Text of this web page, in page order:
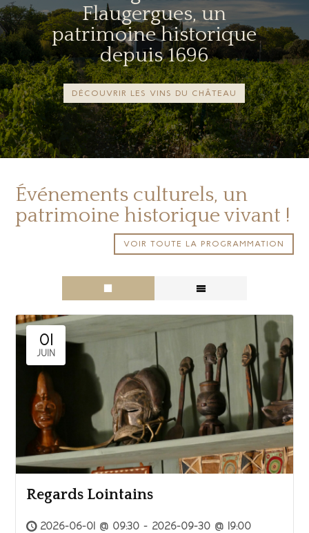
Flaugergues, un
patrimoine historique
depuis 1696
DÉCOUVRIR LES VINS DU CHÂTEAU
Événements culturels, un
patrimoine historique vivant !
VOIR TOUTE LA PROGRAMMATION
01
JUIN
Regards Lointains
2026-06-01 @ 09:30 - 2026-09-30 @ 19:00